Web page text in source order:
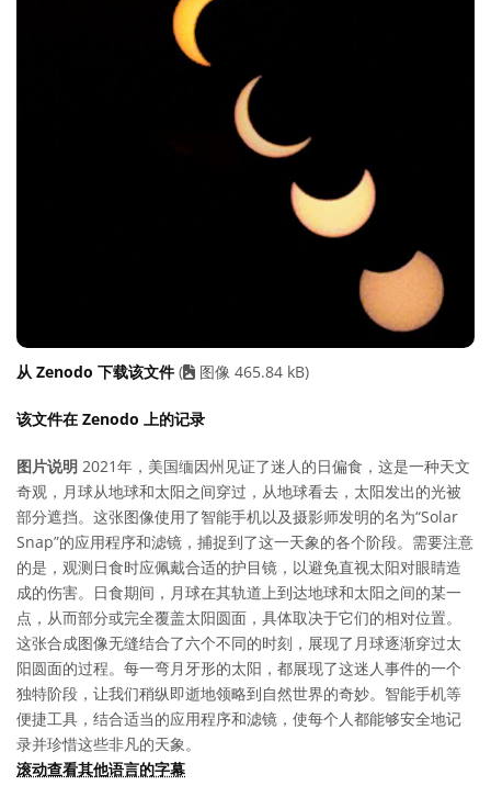
从 Zenodo 下载该文件 ( 图像 465.84 kB)
该文件在 Zenodo 上的记录
图片说明 2021年，美国缅因州见证了迷人的日偏食，这是一种天文
奇观，月球从地球和太阳之间穿过，从地球看去，太阳发出的光被
部分遮挡。这张图像使用了智能手机以及摄影师发明的名为“Solar
Snap”的应用程序和滤镜，捕捉到了这一天象的各个阶段。需要注意
的是，观测日食时应佩戴合适的护目镜，以避免直视太阳对眼睛造
成的伤害。日食期间，月球在其轨道上到达地球和太阳之间的某一
点，从而部分或完全覆盖太阳圆面，具体取决于它们的相对位置。
这张合成图像无缝结合了六个不同的时刻，展现了月球逐渐穿过太
阳圆面的过程。每一弯月牙形的太阳，都展现了这迷人事件的一个
独特阶段，让我们稍纵即逝地领略到自然世界的奇妙。智能手机等
便捷工具，结合适当的应用程序和滤镜，使每个人都能够安全地记
录并珍惜这些非凡的天象。
滚动查看其他语言的字幕